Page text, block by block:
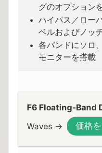
グのオプション
ハイパス／ロー
ベルおよびノッ
各バンドにソロ
モニターを搭載
F6 Floating-Band
Waves →
価格